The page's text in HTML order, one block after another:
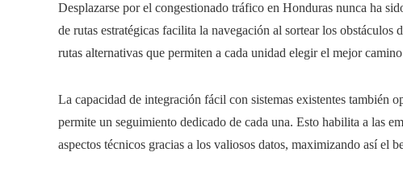
Desplazarse por el congestionado tráfico en Honduras nunca ha
de rutas estratégicas facilita la navegación al sortear los obstáculos
rutas alternativas que permiten a cada unidad elegir el mejor
La capacidad de integración fácil con sistemas existentes también
permite un seguimiento dedicado de cada una. Esto habilita a las
aspectos técnicos gracias a los valiosos datos, maximizando así el